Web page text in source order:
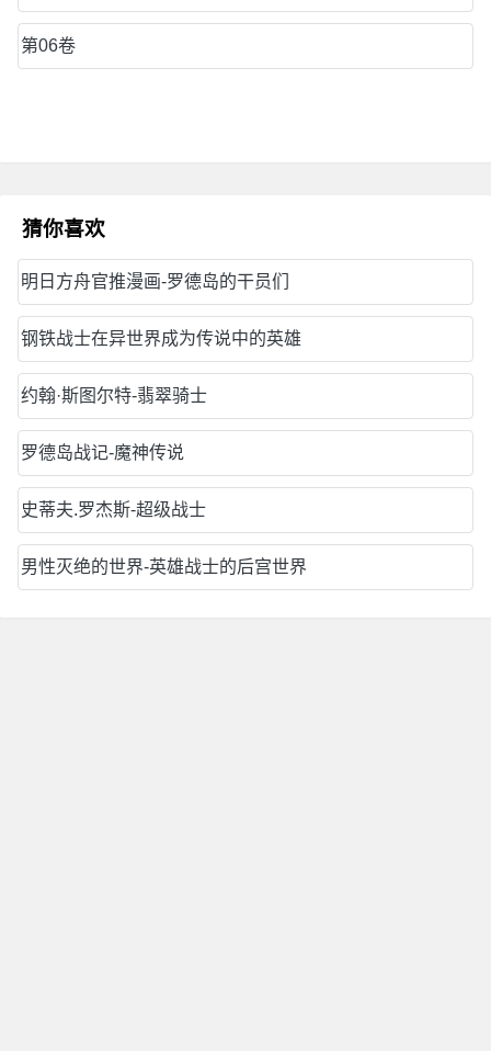
第06卷
猜你喜欢
明日方舟官推漫画-罗德岛的干员们
钢铁战士在异世界成为传说中的英雄
约翰·斯图尔特-翡翠骑士
罗德岛战记-魔神传说
史蒂夫.罗杰斯-超级战士
男性灭绝的世界-英雄战士的后宫世界